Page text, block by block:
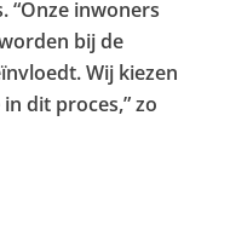
“Onze inwoners
bij de
Wij kiezen
dit proces,” zo